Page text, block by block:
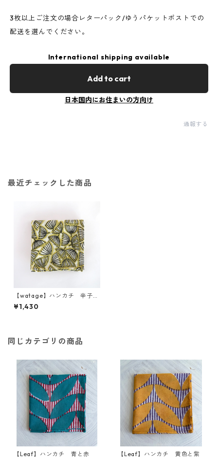
3枚以上ご注文の場合レターパック/ゆうパケットポストでの
配送を選んでください。
International shipping available
Add to cart
日本国内にお住まいの方向け
通報する
最近チェックした商品
【watage】ハンカチ 辛子色
と黒
¥1,430
同じカテゴリの商品
【Leaf】ハンカチ 青と赤 【Leaf】ハンカチ 黄色と紫